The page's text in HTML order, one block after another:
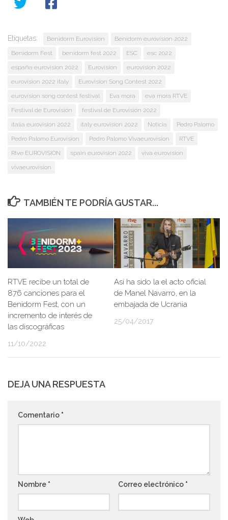
Etiquetas: Benidorm Eurovision
Benidorm eurovision 2022
Benidorm Fest
benidorm fest 2022 ESC
esc 2022
españa eurovision 2022
Eurovision
eurovision 2022
eurovision 2022 italy
Eurovision Song Contest 2022
eurovision song contest festival
Eva mora
eva mora RTVE
Festival de Eurovisión
festival de Eurovisión 2022
italia eurovision 2022
italy eurovision 2022 Noticia
Pedro Palomo
Pedro Palomo Eurovision
Pedro Palomo Vivaeurovision
RTVE
Rtve EUROVISION
spain eurovision 2022
viva eurovision
vivaeurovision
TAMBIÉN TE PODRÍA GUSTAR...
RTVE recibe un total de
876 canciones para el
Benidorm Fest, con un
incremento de interés de
las discográficas
11/10/2022
Así ha sido la el acto oficial
de Manel Navarro, en la
embajada de Ucrania
25/04/2017
DEJA UNA RESPUESTA
Comentario *
Nombre * Correo electrónico *